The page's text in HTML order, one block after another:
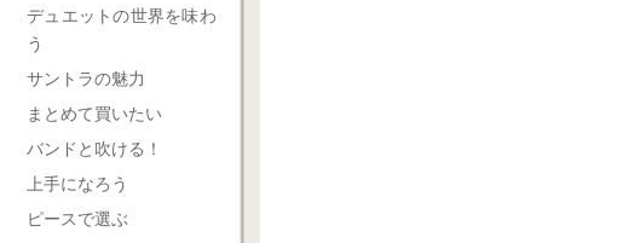
デュエットの世界を味わ
う
サントラの魅力
まとめて買いたい
バンドと吹ける！
上手になろう
ピースで選ぶ